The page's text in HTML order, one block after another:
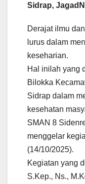
Sidrap,
Derajat ilmu
lurus dalam
keseharian.
Hal inilah yang
Bilokka
Sidrap dalam
kesehatan
SMAN 8
menggelar
(14/10/2025).
Kegiatan yang
S.Kep., Ns.,